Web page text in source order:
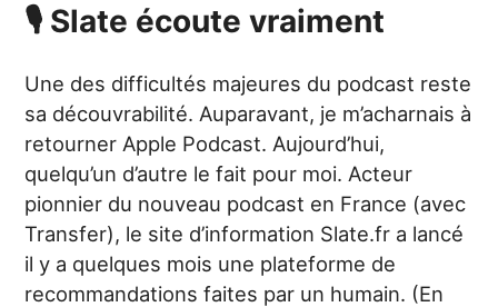
🎙 Slate écoute vraiment
Une des difficultés majeures du podcast reste
sa découvrabilité. Auparavant, je m’acharnais à
retourner Apple Podcast. Aujourd’hui,
quelqu’un d’autre le fait pour moi. Acteur
pionnier du nouveau podcast en France (avec
Transfer), le site d’information Slate.fr a lancé
il y a quelques mois une plateforme de
recommandations faites par un humain. (En